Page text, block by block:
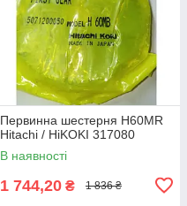
Первинна шестерня H60MR
Hitachi / HiKOKI 317080
В наявності
1 744,20 ₴ 1 836 ₴